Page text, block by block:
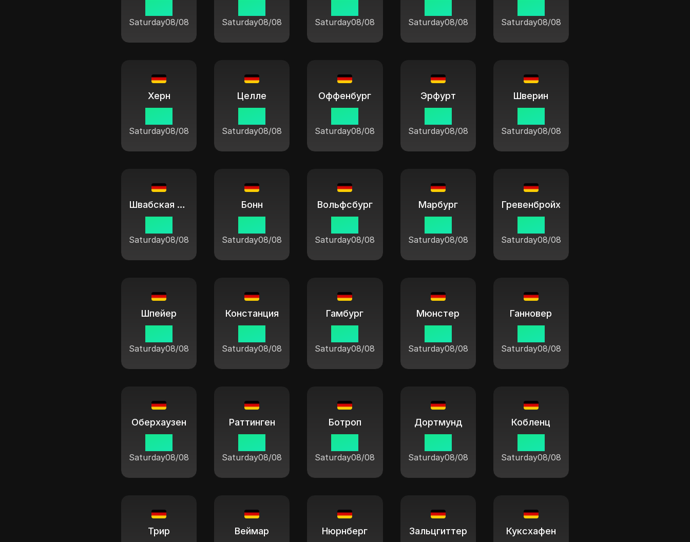
Saturday08/08 Saturday08/08 Saturday08/08 Saturday08/08 Saturday08/08
Херн
Saturday08/08
Целле
Saturday08/08
Оффенбург
Saturday08/08
Эрфурт
Saturday08/08
Шверин
Saturday08/08
Швабская Гмюнде
Saturday08/08
Бонн
Saturday08/08
Вольфсбург
Saturday08/08
Марбург
Saturday08/08
Гревенбройх
Saturday08/08
Шпейер
Saturday08/08
Констанция
Saturday08/08
Гамбург
Saturday08/08
Мюнстер
Saturday08/08
Ганновер
Saturday08/08
Оберхаузен
Saturday08/08
Раттинген
Saturday08/08
Ботроп
Saturday08/08
Дортмунд
Saturday08/08
Кобленц
Saturday08/08
Трир Веймар Нюрнберг Зальцгиттер Куксхафен